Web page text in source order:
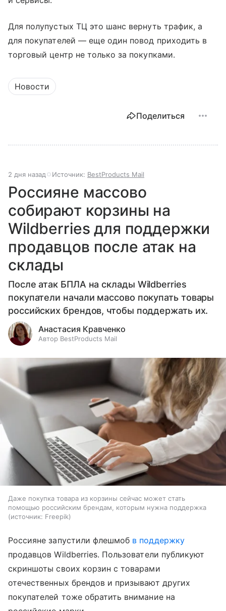
Для полупустых ТЦ это шанс вернуть трафик, а
для покупателей — еще один повод приходить в
торговый центр не только за покупками.
Новости
Поделиться
2 дня назад Источник: BestProducts Mail
Россияне массово
собирают корзины на
Wildberries для поддержки
продавцов после атак на
склады
После атак БПЛА на склады Wildberries
покупатели начали массово покупать товары
российских брендов, чтобы поддержать их.
Анастасия Кравченко
Автор BestProducts Mail
Даже покупка товара из корзины сейчас может стать
помощью российским брендам, которым нужна поддержка
источник: Freepik
Россияне запустили флешмоб в поддержку
продавцов Wildberries. Пользователи публикуют
скриншоты своих корзин с товарами
отечественных брендов и призывают других
покупателей тоже обратить внимание на